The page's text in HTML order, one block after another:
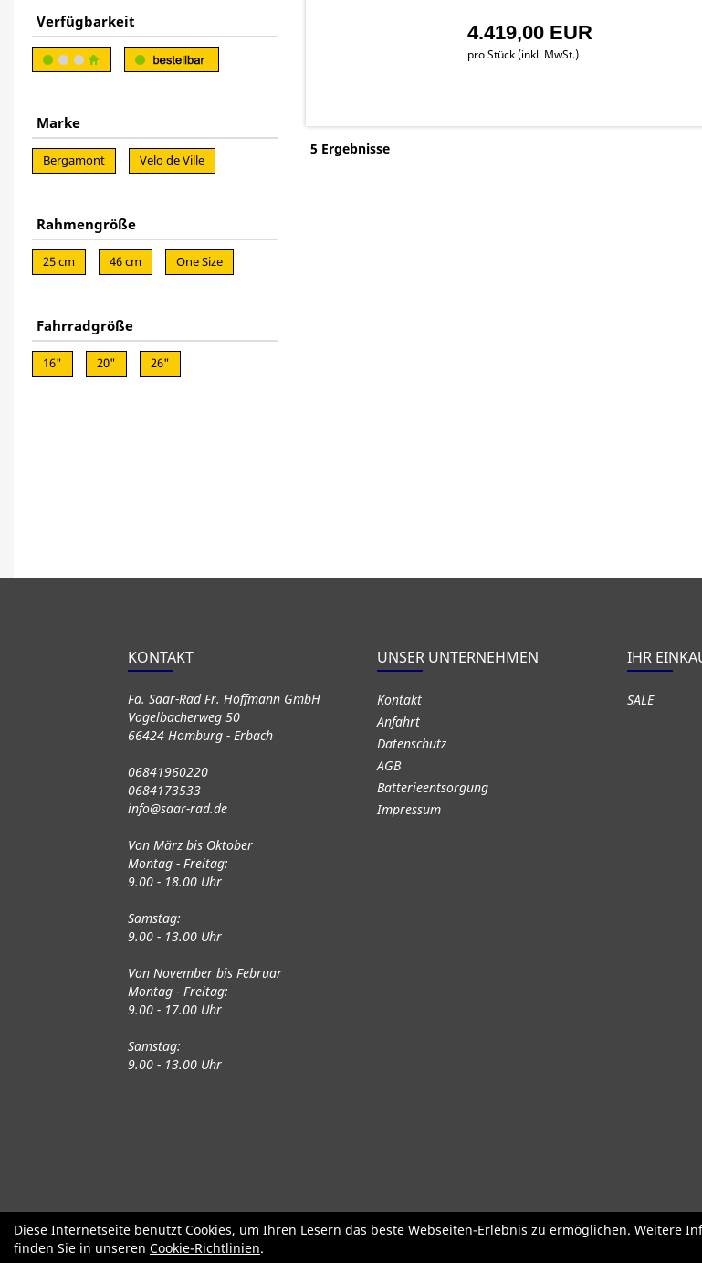
Verfügbarkeit
Marke
Bergamont Velo de Ville
Rahmengröße
25 cm 46 cm One Size
Fahrradgröße
16" 20" 26"
4.419,00 EUR
pro Stück (inkl. MwSt.)
5 Ergebnisse
KONTAKT
Fa. Saar-Rad Fr. Hoffmann GmbH
Vogelbacherweg 50
66424 Homburg - Erbach
06841960220
0684173533
info@saar-rad.de
Von März bis Oktober
Montag - Freitag:
9.00 - 18.00 Uhr
Samstag:
9.00 - 13.00 Uhr
Von November bis Februar
Montag - Freitag:
9.00 - 17.00 Uhr
Samstag:
9.00 - 13.00 Uhr
UNSER UNTERNEHMEN
Kontakt
Anfahrt
Datenschutz
AGB
Batterieentsorgung
Impressum
IHR
SALE
Fahrräder Gute gebrauchte Fahrräder Roller + Laufräder Fahrradzubehör
Diese Internetseite benutzt Cookies, um Ihren Lesern das beste Webseiten-Erlebnis zu ermöglichen. Weitere
finden Sie in unseren Cookie-Richtlinien.